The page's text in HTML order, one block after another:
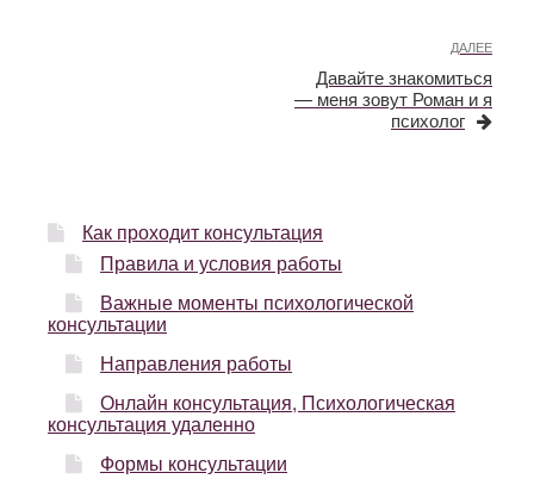
ДАЛЕЕ
Давайте знакомиться
— меня зовут Роман и я
психолог
Как проходит консультация
Правила и условия работы
Важные моменты психологической
консультации
Направления работы
Онлайн консультация, Психологическая
консультация удаленно
Формы консультации